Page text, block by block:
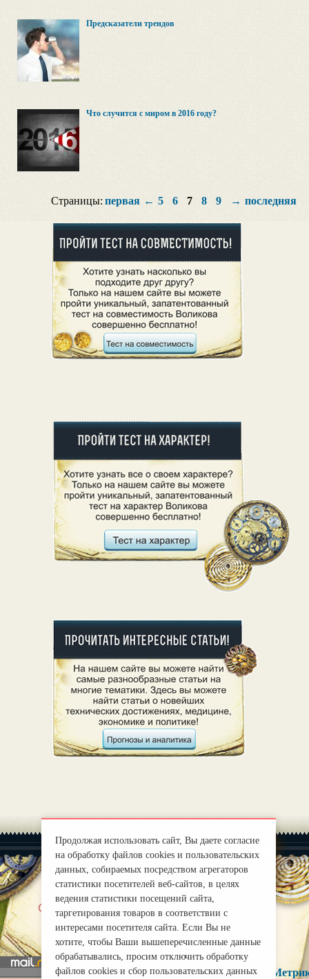
Предсказатели трендов
Что случится с миром в 2016 году?
Страницы: первая ← 5 6 7 8 9 → последняя
О нас |
Правила
mirprognoz@mail.ru
Продолжая использовать сайт, Вы даете согласие
на обработку файлов cookies и пользовательских
данных, собираемых посредством агрегаторов
статистики посетителей веб-сайтов, в целях
ведения статистики посещений сайта,
таргетирования товаров в соответствии с
интересами посетителя сайта. Если Вы не
хотите, чтобы Ваши вышеперечисленные данные
обрабатывались, просим отключить обработку
файлов cookies и сбор пользовательских данных